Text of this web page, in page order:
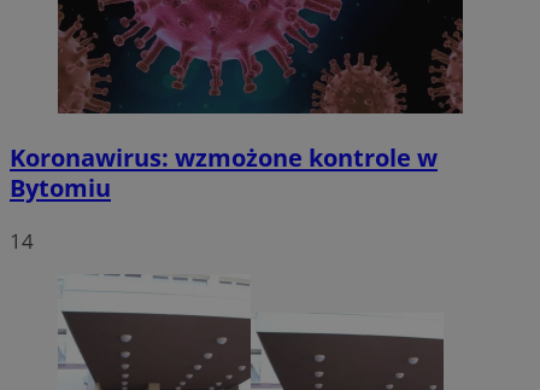
Koronawirus: wzmożone kontrole w
Bytomiu
14